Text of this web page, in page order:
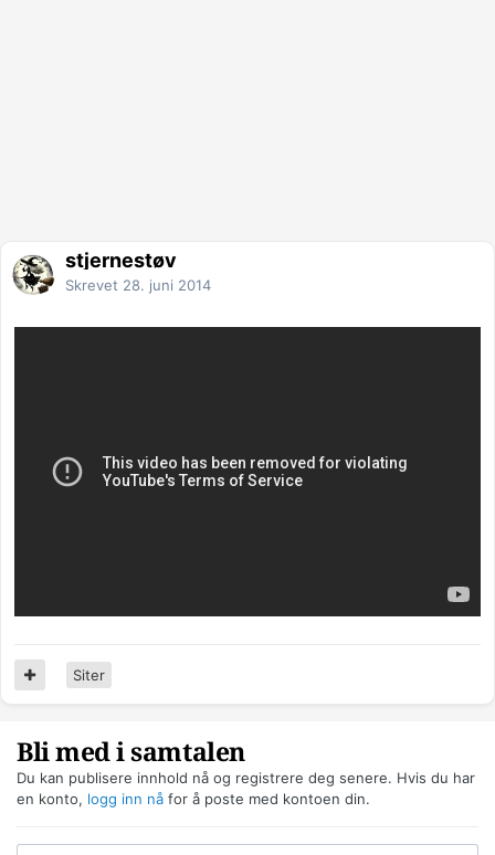
stjernestøv
Skrevet 28. juni 2014
Siter
Bli med i samtalen
Du kan publisere innhold nå og registrere deg senere. Hvis du har
en konto, logg inn nå for å poste med kontoen din.